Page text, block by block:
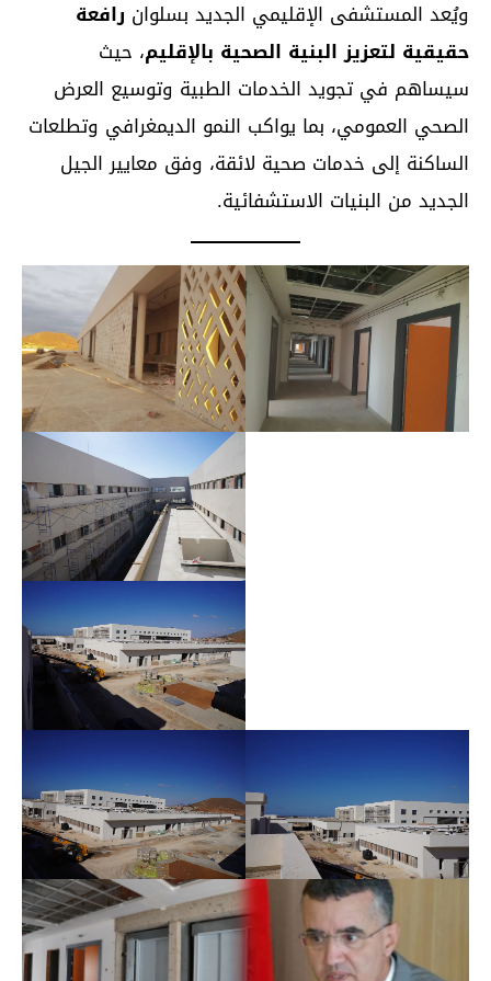
ويُعد المستشفى الإقليمي الجديد بسلوان رافعة
حقيقية لتعزيز البنية الصحية بالإقليم، حيث
سيساهم في تجويد الخدمات الطبية وتوسيع العرض
الصحي العمومي، بما يواكب النمو الديمغرافي وتطلعات
الساكنة إلى خدمات صحية لائقة، وفق معايير الجيل
الجديد من البنيات الاستشفائية.